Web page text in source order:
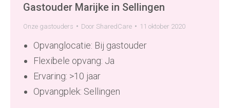
Gastouder Marijke in Sellingen
Onze gastouders Door SharedCare 11 oktober 2020
Opvanglocatie: Bij gastouder
Flexibele opvang: Ja
Ervaring: >10 jaar
Opvangplek: Sellingen